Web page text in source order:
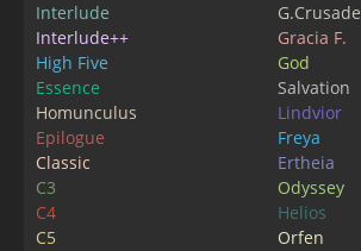
Interlude
Interlude++
High Five
Essence
Homunculus
Epilogue
Classic
C3
C4
C5
G.Crusade
Gracia F.
God
Salvation
Lindvior
Freya
Ertheia
Odyssey
Helios
Orfen